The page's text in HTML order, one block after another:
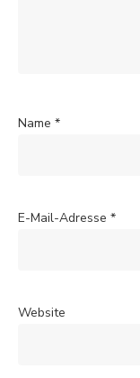
Name *
E-Mail-Adresse *
Website